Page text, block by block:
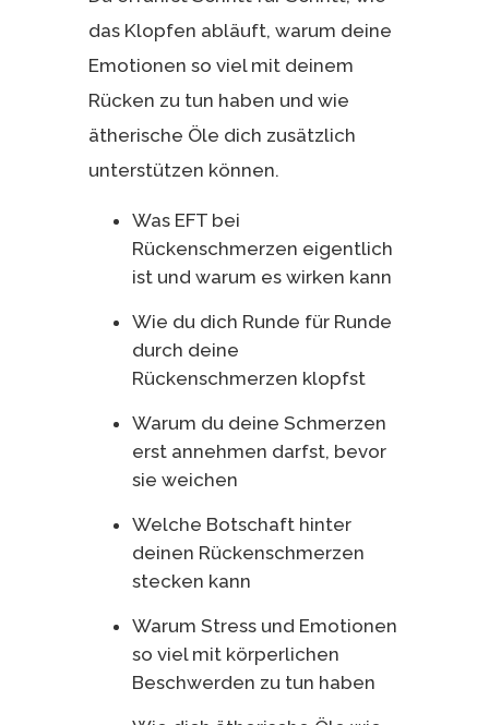
das Klopfen abläuft, warum deine
Emotionen so viel mit deinem
Rücken zu tun haben und wie
ätherische Öle dich zusätzlich
unterstützen können.
Was EFT bei
Rückenschmerzen eigentlich
ist und warum es wirken kann
Wie du dich Runde für Runde
durch deine
Rückenschmerzen klopfst
Warum du deine Schmerzen
erst annehmen darfst, bevor
sie weichen
Welche Botschaft hinter
deinen Rückenschmerzen
stecken kann
Warum Stress und Emotionen
so viel mit körperlichen
Beschwerden zu tun haben